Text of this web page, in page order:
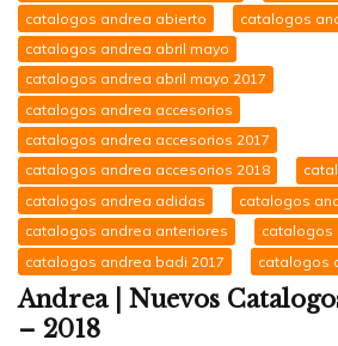
catalogos andrea abierto
catalogos
catalogos andrea abril mayo
catalogos andrea abril mayo 2017
catalogos andrea accesorios
catalogos andrea accesorios 2017
catalogos andrea accesorios 2018
catalogos andrea adidas
catalogos
catalogos andrea anteriores
catalogos
catalogos andrea badi 2017
catalogos
Andrea | Nuevos
– 2018